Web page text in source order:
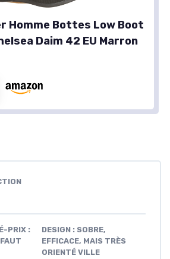
Homme Bottes Low Boot
Daim 42 EU Marron
PRIX :
DESIGN : SOBRE,
EFFICACE, MAIS TRÈS
ORIENTÉ VILLE